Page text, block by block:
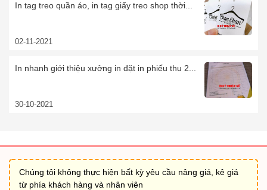
In tag treo quần áo, in tag giấy treo shop thời...
02-11-2021
In nhanh giới thiệu xưởng in đặt in phiếu thu 2...
30-10-2021
Chúng tôi không thực hiện bất kỳ yêu cầu nâng giá, kê giá
từ phía khách hàng và nhân viên